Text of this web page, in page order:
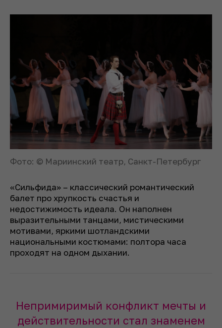
Фото: © Мариинский театр, Санкт-Петербург
«Сильфида» – классический романтический
балет про хрупкость счастья и
недостижимость идеала. Он наполнен
выразительными танцами, мистическими
мотивами, яркими шотландскими
национальными костюмами: полтора часа
проходят на одном дыхании.
Непримиримый конфликт мечты и
действительности стал знаменем